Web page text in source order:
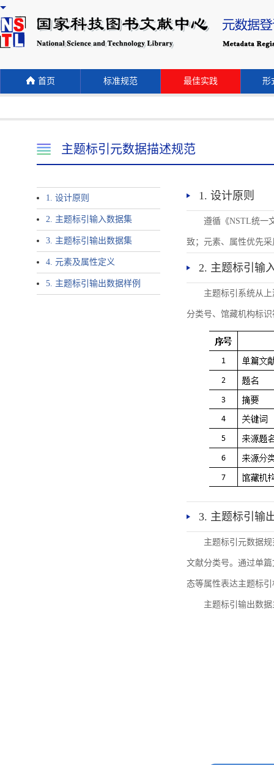
首页 标准规范 最佳实践 形
主题标引元数据描述规范
1. 设计原则
2. 主题标引输入数据集
3. 主题标引输出数据集
4. 元素及属性定义
5. 主题标引输出数据样例
1. 设计原则
遵循《NSTL统一
致；元素、属性优先
2. 主题标引输
主题标引系统从
分类号、馆藏机构标
3. 主题标引输
主题标引元数据
文献分类号。通过单
态等属性表达主题标
主题标引输出数